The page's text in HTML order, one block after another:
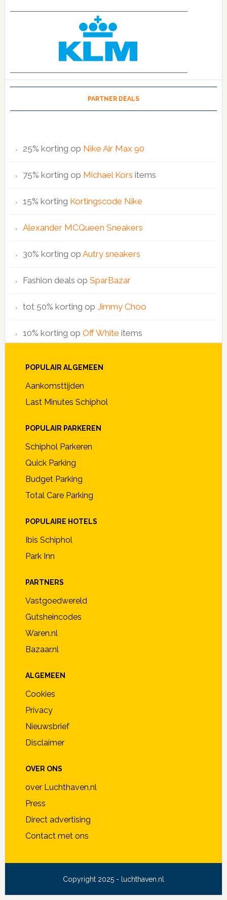
PARTNER DEALS
25% korting op Nike Air Max 90
75% korting op Michael Kors items
15% korting Kortingscode Nike
Alexander MCQueen Sneakers
30% korting op Autry sneakers
Fashion deals op SparBazar
tot 50% korting op Jimmy Choo
10% korting op Off White items
POPULAIR ALGEMEEN
Aankomsttijden
Last Minutes Schiphol
POPULAIR PARKEREN
Schiphol Parkeren
Quick Parking
Budget Parking
Total Care Parking
POPULAIRE HOTELS
Ibis Schiphol
Park Inn
PARTNERS
Vastgoedwereld
Gutsheincodes
Waren.nl
Bazaar.nl
ALGEMEEN
Cookies
Privacy
Nieuwsbrief
Disclaimer
OVER ONS
over Luchthaven.nl
Press
Direct advertising
Contact met ons
Copyright 2025 - luchthaven.nl